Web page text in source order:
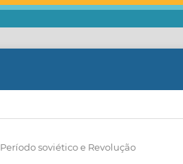
Período soviético e Revolução